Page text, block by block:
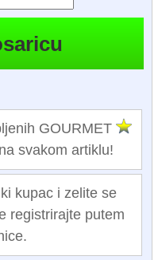
GOURMET
svakom artiklu!
kupac i zelite se
registrirajte putem